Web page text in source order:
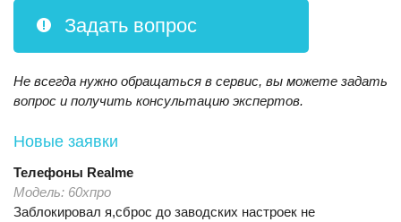
Задать вопрос
Не всегда нужно обращаться в сервис, вы можете задать
вопрос и получить консультацию экспертов.
Новые заявки
Телефоны Realme
Модель: 60хпро
Заблокировал я,сброс до заводских настроек не